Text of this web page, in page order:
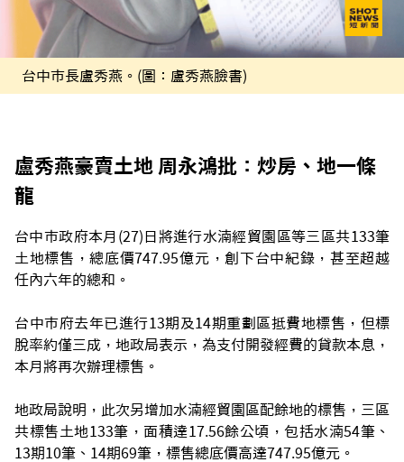
台中市長盧秀燕。(圖：盧秀燕臉書)
盧秀燕豪賣土地 周永鴻批：炒房、地一條
龍
台中市政府本月(27)日將進行水湳經貿園區等三區共133筆
土地標售，總底價747.95億元，創下台中紀錄，甚至超越
任內六年的總和。
台中市府去年已進行13期及14期重劃區抵費地標售，但標
脫率約僅三成，地政局表示，為支付開發經費的貸款本息，
本月將再次辦理標售。
地政局說明，此次另增加水湳經貿園區配餘地的標售，三區
共標售土地133筆，面積達17.56餘公頃，包括水湳54筆、
13期10筆、14期69筆，標售總底價高達747.95億元。